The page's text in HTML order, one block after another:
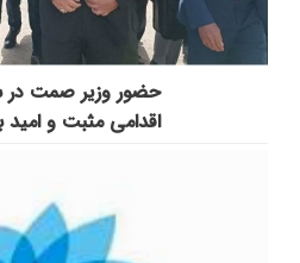
حضور وزیر صمت در
اقدامی مثبت و